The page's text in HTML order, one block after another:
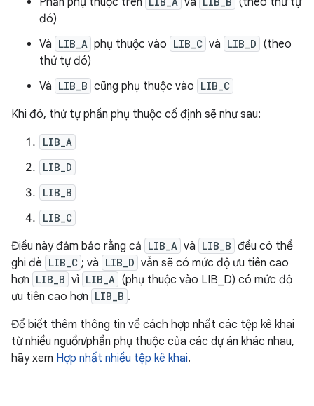
đó)
Và LIB_A phụ thuộc vào LIB_C và LIB_D (theo
thứ tự đó)
Và LIB_B cũng phụ thuộc vào LIB_C
Khi đó, thứ tự phần phụ thuộc cố định sẽ như sau:
LIB_A
LIB_D
LIB_B
LIB_C
Điều này đảm bảo rằng cả LIB_A và LIB_B đều có thể
ghi đè LIB_C ; và LIB_D vẫn sẽ có mức độ ưu tiên cao
hơn LIB_B vì LIB_A (phụ thuộc vào LIB_D) có mức độ
ưu tiên cao hơn LIB_B .
Để biết thêm thông tin về cách hợp nhất các tệp kê khai
từ nhiều nguồn/phần phụ thuộc của các dự án khác nhau,
hãy xem Hợp nhất nhiều tệp kê khai.